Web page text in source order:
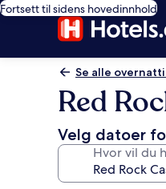
Fortsett til sidens hovedinnhold
Se alle
Red
Velg datoer
Hvor vil du